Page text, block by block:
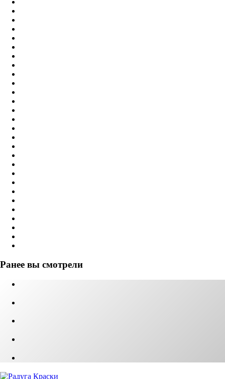
Ранее вы смотрели